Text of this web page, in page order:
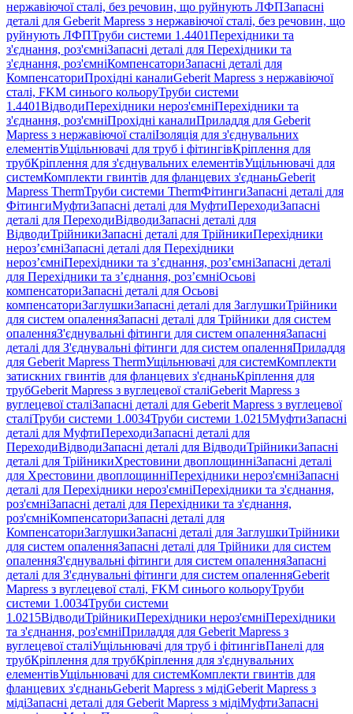
нержавіючої сталі, без речовин, що руйнують ЛФПЗапасні
деталі для Geberit Mapress з нержавіючої сталі, без речовин, що
руйнують ЛФПТруби системи 1.4401Перехідники та
з'єднання, роз'ємніЗапасні деталі для Перехідники та
з'єднання, роз'ємніКомпенсаториЗапасні деталі для
КомпенсаториПрохідні каналиGeberit Mapress з нержавіючої
сталі, FKM синього кольоруТруби системи
1.4401ВідводиПерехідники нероз'ємніПерехідники та
з'єднання, роз'ємніПрохідні каналиПриладдя для Geberit
Mapress з нержавіючої сталіІзоляція для з'єднувальних
елементівУщільнювачі для труб і фітингівКріплення для
трубКріплення для з'єднувальних елементівУщільнювачі для
системКомплекти гвинтів для фланцевих з'єднаньGeberit
Mapress ThermТруби системи ThermФітингиЗапасні деталі для
ФітингиМуфтиЗапасні деталі для МуфтиПереходиЗапасні
деталі для ПереходиВідводиЗапасні деталі для
ВідводиТрійникиЗапасні деталі для ТрійникиПерехідники
нероз’ємніЗапасні деталі для Перехідники
нероз’ємніПерехідники та з’єднання, роз’ємніЗапасні деталі
для Перехідники та з’єднання, роз’ємніОсьові
компенсаториЗапасні деталі для Осьові
компенсаториЗаглушкиЗапасні деталі для ЗаглушкиТрійники
для систем опаленняЗапасні деталі для Трійники для систем
опаленняЗ'єднувальні фітинги для систем опаленняЗапасні
деталі для З'єднувальні фітинги для систем опаленняПриладдя
для Geberit Mapress ThermУщільнювачі для системКомплекти
затискних гвинтів для фланцевих з'єднаньКріплення для
трубGeberit Mapress з вуглецевої сталіGeberit Mapress з
вуглецевої сталіЗапасні деталі для Geberit Mapress з вуглецевої
сталіТруби системи 1.0034Труби системи 1.0215МуфтиЗапасні
деталі для МуфтиПереходиЗапасні деталі для
ПереходиВідводиЗапасні деталі для ВідводиТрійникиЗапасні
деталі для ТрійникиХрестовини двоплощинніЗапасні деталі
для Хрестовини двоплощинніПерехідники нероз'ємніЗапасні
деталі для Перехідники нероз'ємніПерехідники та з'єднання,
роз'ємніЗапасні деталі для Перехідники та з'єднання,
роз'ємніКомпенсаториЗапасні деталі для
КомпенсаториЗаглушкиЗапасні деталі для ЗаглушкиТрійники
для систем опаленняЗапасні деталі для Трійники для систем
опаленняЗ'єднувальні фітинги для систем опаленняЗапасні
деталі для З'єднувальні фітинги для систем опаленняGeberit
Mapress з вуглецевої сталі, FKM синього кольоруТруби
системи 1.0034Труби системи
1.0215ВідводиТрійникиПерехідники нероз'ємніПерехідники
та з'єднання, роз'ємніПриладдя для Geberit Mapress з
вуглецевої сталіУщільнювачі для труб і фітингівПанелі для
трубКріплення для трубКріплення для з'єднувальних
елементівУщільнювачі для системКомплекти гвинтів для
фланцевих з'єднаньGeberit Mapress з мідіGeberit Mapress з
мідіЗапасні деталі для Geberit Mapress з мідіМуфтиЗапасні